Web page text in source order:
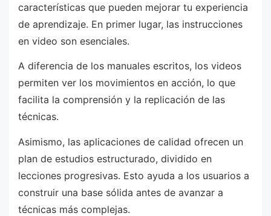
características que pueden mejorar tu experiencia
de aprendizaje. En primer lugar, las instrucciones
en video son esenciales.
A diferencia de los manuales escritos, los videos
permiten ver los movimientos en acción, lo que
facilita la comprensión y la replicación de las
técnicas.
Asimismo, las aplicaciones de calidad ofrecen un
plan de estudios estructurado, dividido en
lecciones progresivas. Esto ayuda a los usuarios a
construir una base sólida antes de avanzar a
técnicas más complejas.